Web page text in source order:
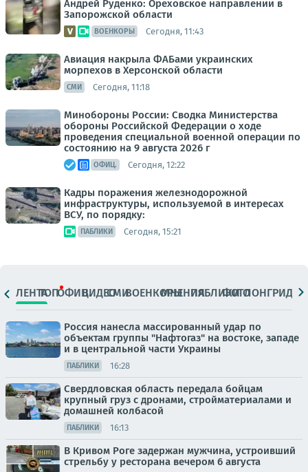
Андрей Руденко: Ореховское направлении в
Запорожской области
ВОЕНКОРЫ Сегодня, 11:43
Авиация накрыла ФАБами украинских
морпехов в Херсонской области
СМИ Сегодня, 11:18
Минобороны России: Сводка Министерства
обороны Российской Федерации о ходе
проведения специальной военной операции по
состоянию на 9 августа 2026 г
ОФИЦ. Сегодня, 12:22
Кадры поражения железнодорожной
инфраструктуры, используемой в интересах
ВСУ, по порядку:
ПАБЛИКИ Сегодня, 15:21
ЛЕНТАТОПОФИЦ.ВИДЕОСМИВОЕНКОРЫМНЕНИЯПАБЛИКИ
ФОТОЛОНГРИДЫ
Россия нанесла массированный удар по
объектам группы "Нафтогаз" на востоке, западе
и в центральной части Украины
ПАБЛИКИ 16:28
Свердловская область передала бойцам
крупный груз с дронами, стройматериалами и
домашней колбасой
ПАБЛИКИ 16:13
В Кривом Роге задержан мужчина, устроивший
стрельбу у ресторана вечером 6 августа